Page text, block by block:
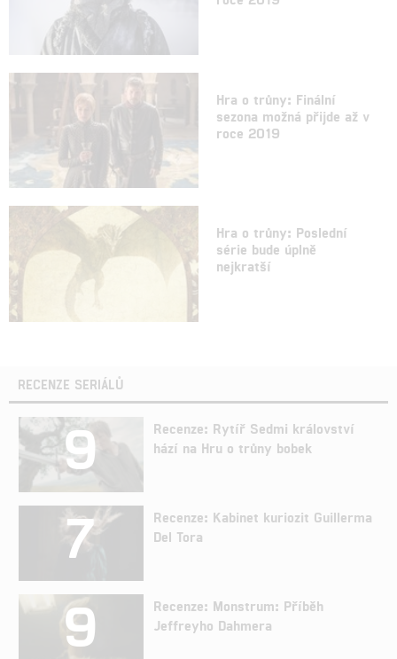
Hra o trůny: Finální
sezona možná přijde až v
roce 2019
Hra o trůny: Poslední
série bude úplně
nejkratší
RECENZE SERIÁLŮ
9
Recenze: Rytíř Sedmi království
hází na Hru o trůny bobek
7
Recenze: Kabinet kuriozit Guillerma
Del Tora
9
Recenze: Monstrum: Příběh
Jeffreyho Dahmera